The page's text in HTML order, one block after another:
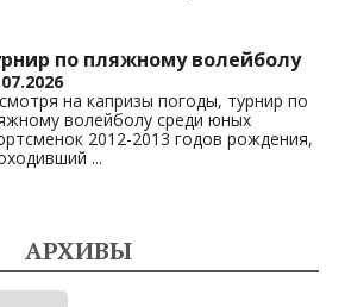
по пляжному волейболу
на капризы погоды, турнир по
волейболу среди юных
2012-2013 годов рождения,
...
АРХИВЫ